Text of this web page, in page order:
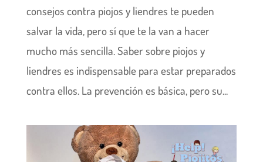
consejos contra piojos y liendres te pueden
salvar la vida, pero sí que te la van a hacer
mucho más sencilla. Saber sobre piojos y
liendres es indispensable para estar preparados
contra ellos. La prevención es básica, pero su...